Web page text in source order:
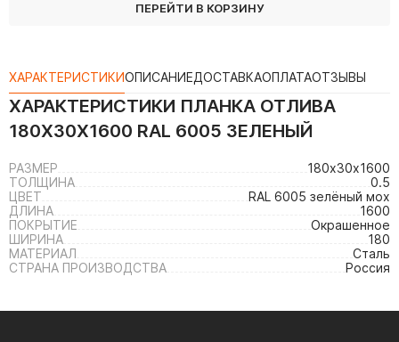
ПЕРЕЙТИ В КОРЗИНУ
ХАРАКТЕРИСТИКИОПИСАНИЕДОСТАВКАОПЛАТАОТЗЫВЫ
ХАРАКТЕРИСТИКИ ПЛАНКА ОТЛИВА
180Х30Х1600 RAL 6005 ЗЕЛЕНЫЙ
РАЗМЕР
180х30х1600
ТОЛЩИНА
0.5
ЦВЕТ
RAL 6005 зелёный мох
ДЛИНА
1600
ПОКРЫТИЕ
Окрашенное
ШИРИНА
180
МАТЕРИАЛ
Сталь
СТРАНА ПРОИЗВОДСТВА
Россия